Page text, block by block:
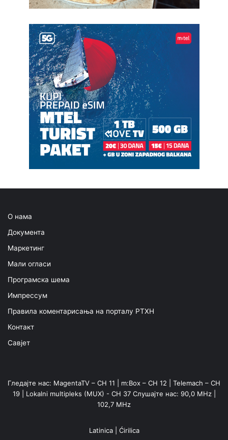
О нама
Документа
Маркетинг
Мали огласи
Програмска шема
Импрессум
Правила коментарисања на порталу РТХН
Контакт
Савјет
Гледајте нас: MagentaTV – CH 11 | m:Box – CH 12 | Telemach – CH
19 | Lokalni multipleks (MUX) - CH 37 Слушајте нас: 90,0 MHz |
102,7 MHz
Latinica| Ćirilica